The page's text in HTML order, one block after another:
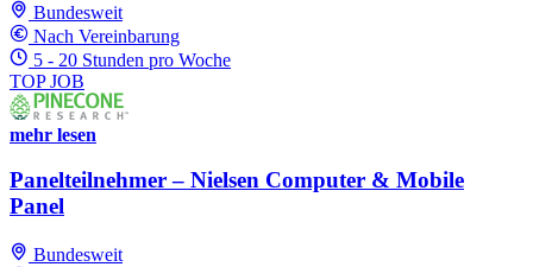
Bundesweit
Nach Vereinbarung
5 - 20 Stunden pro Woche
TOP JOB
mehr lesen
Panelteilnehmer – Nielsen Computer & Mobile
Panel
Bundesweit